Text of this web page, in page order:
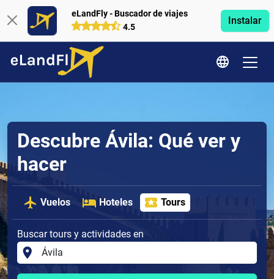
eLandFly - Buscador de viajes
4.5
Instalar
Descubre Ávila: Qué ver y
hacer
Vuelos Hoteles Tours
Buscar tours y actividades en